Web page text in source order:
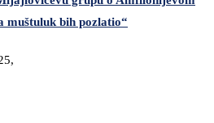
muštuluk bih pozlatio“